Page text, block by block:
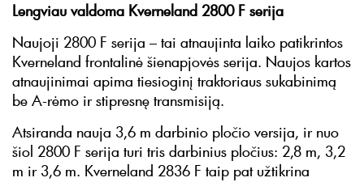
Lengviau valdoma Kverneland 2800 F serija
Naujoji 2800 F serija – tai atnaujinta laiko patikrintos
Kverneland frontalinė šienapjovės serija. Naujos kartos
atnaujinimai apima tiesioginį traktoriaus sukabinimą
be A-rėmo ir stipresnę transmisiją.
Atsiranda nauja 3,6 m darbinio pločio versija, ir nuo
šiol 2800 F serija turi tris darbinius pločius: 2,8 m, 3,2
m ir 3,6 m. Kverneland 2836 F taip pat užtikrina